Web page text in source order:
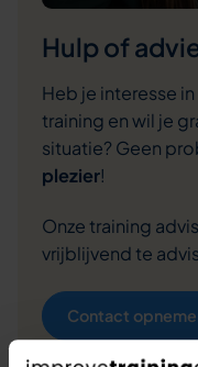
Hulp of
Heb je interesse
training en wil je
situatie? Geen
plezier!
Onze training
vrijblijvend te
Contact